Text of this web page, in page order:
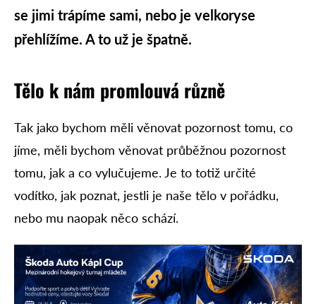
se jimi trápíme sami, nebo je velkoryse
přehlížíme. A to už je špatně.
Tělo k nám promlouvá různě
Tak jako bychom měli věnovat pozornost tomu, co
jíme, měli bychom věnovat průběžnou pozornost
tomu, jak a co vylučujeme. Je to totiž určité
vodítko, jak poznat, jestli je naše tělo v pořádku,
nebo mu naopak něco schází.